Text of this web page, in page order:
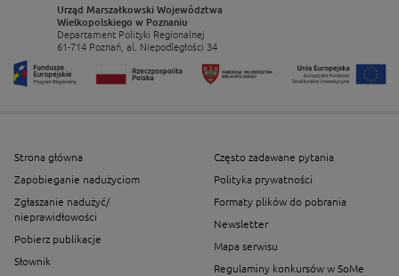
Urząd Marszałkowski Województwa
Wielkopolskiego w Poznaniu
Departament Polityki Regionalnej
61-714 Poznań, al. Niepodległości 34
Strona główna
Zapobieganie nadużyciom
Zgłaszanie nadużyć/
nieprawidłowości
Pobierz publikacje
Słownik
Często zadawane pytania
Polityka prywatności
Formaty plików do pobrania
Newsletter
Mapa serwisu
Regulaminy konkursów w SoMe